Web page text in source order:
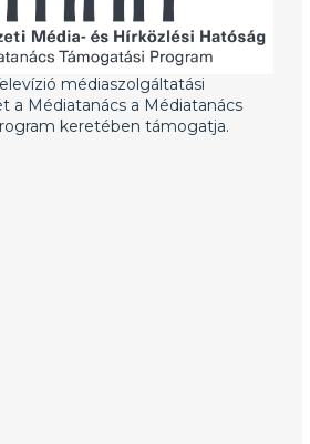
médiaszolgáltatási
a Médiatanács a Médiatanács
keretében támogatja.